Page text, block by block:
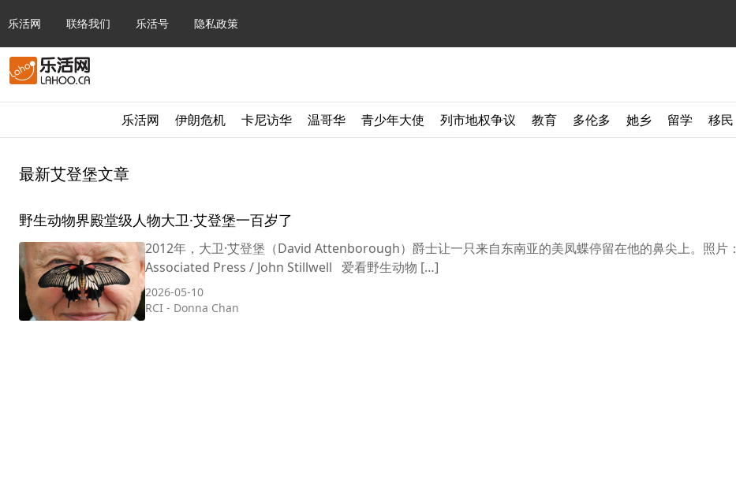
乐活网 联络我们 乐活号 隐私政策
乐活网 伊朗危机 卡尼访华 温哥华 青少年大使 列市地权争议 教育 多伦多 她乡 留学 移民
最新艾登堡文章
野生动物界殿堂级人物大卫·艾登堡一百岁了
2012年，大卫·艾登堡（David Attenborough）爵士让一只来自东南亚的美凤蝶停留在他的鼻尖上。照片：
Associated Press / John Stillwell 爱看野生动物 […]
2026-05-10
RCI - Donna Chan